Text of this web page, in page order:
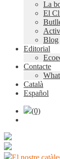
La
El
Blog
Editorial
Contacte
Català
Español
(0)
El nostre